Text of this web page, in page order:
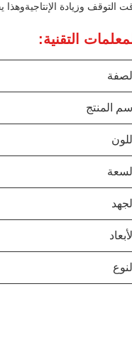
التوقف وزيادة الإنتاجيةوهذا
التقنية:
الصفة
اسم المنتج
اللون
السعة
الجهد
الأبعاد
النوع